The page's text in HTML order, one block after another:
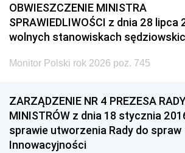
OBWIESZCZENIE MINISTRA
SPRAWIEDLIWOŚCI z dnia 28 lipca
wolnych stanowiskach
Monitor Polski rok 2026 poz. 745
ZARZĄDZENIE NR 4 PREZESA
MINISTRÓW z dnia 18 stycznia
sprawie utworzenia Rady do spraw
Innowacyjności